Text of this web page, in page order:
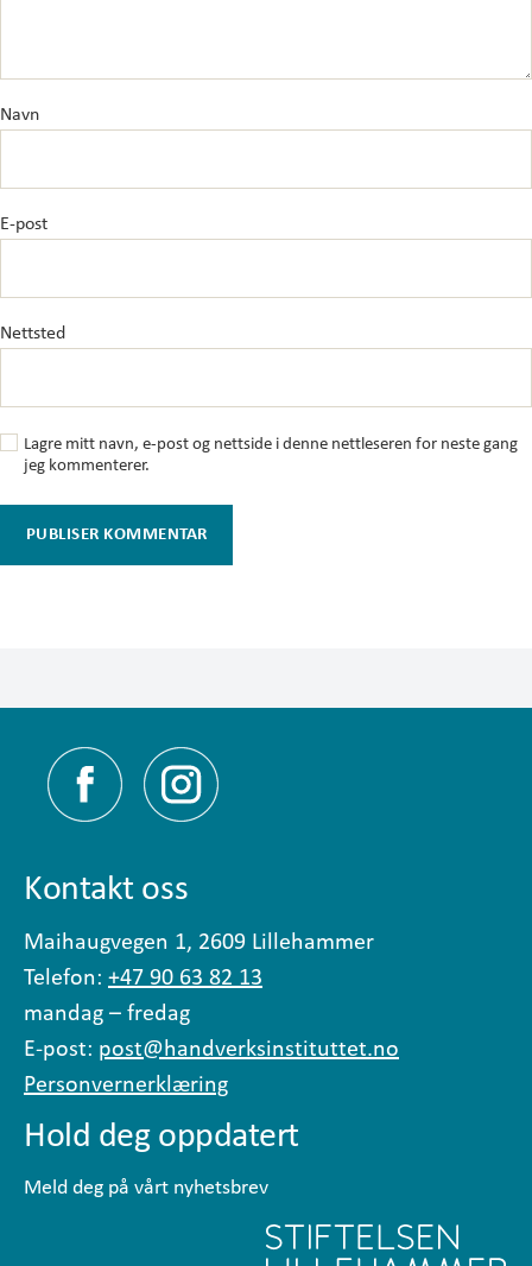
Navn
E-post
Nettsted
Lagre mitt navn, e-post og nettside i denne nettleseren for neste gang
jeg kommenterer.
Kontakt oss
Maihaugvegen 1, 2609 Lillehammer
Telefon: +47 90 63 82 13
mandag – fredag
E-post: post@handverksinstituttet.no
Personvernerklæring
Hold deg oppdatert
Meld deg på vårt nyhetsbrev